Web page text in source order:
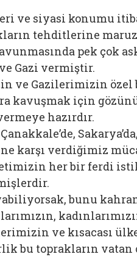
ve siyasi konumu
tehditlerine
pek çok
Gazi vermiştir.
ve Gazilerimizin özel
kavuşmak için
hazırdır.
karşı verdiğimiz
her bir ferdi
bunu
ve kısacası
bu toprakların vatan